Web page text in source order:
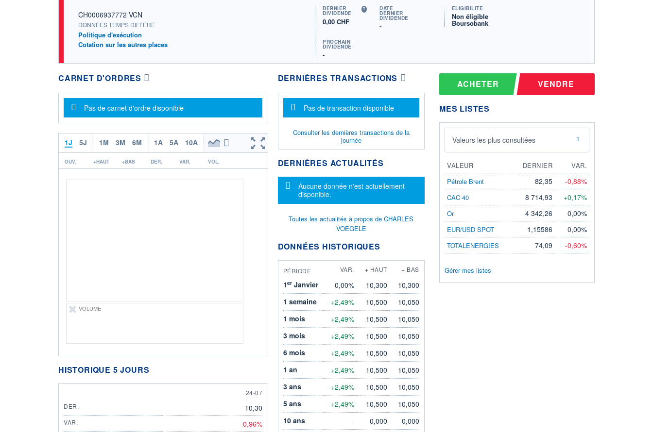
CH0006937772 VCN
DONNÉES TEMPS DIFFÉRÉ
Politique d'exécution
Cotation sur les autres places
DERNIER
DIVIDENDE
0,00 CHF
DATE
DERNIER
DIVIDENDE
-
PROCHAIN
DIVIDENDE
-
ÉLIGIBILITÉ
Non éligible
Boursobank
CARNET D'ORDRES
Message d'information
Pas de carnet d'ordre disponible
1J 5J 1M 3M 6M 1A 5A 10A
OUV. +HAUT +BAS DER. VAR. VOL.
VOLUME
HISTORIQUE 5 JOURS
24 JULY
24-07
DER.
10,30
VAR. -0,96%
DERNIÈRES TRANSACTIONS
Message d'information
Pas de transaction disponible
Consulter les dernières transactions de la
journée
DERNIÈRES ACTUALITÉS
Message d'information
Aucune donnée n'est actuellement
disponible.
Toutes les actualités à propos de CHARLES
VOEGELE
DONNÉES HISTORIQUES
PÉRIODE VAR. + HAUT + BAS
1erJanvier 0,00% 10,300
10,300
1 semaine
+2,49% 10,500
10,050
1 mois
+2,49% 10,500
10,050
3 mois
+2,49% 10,500
10,050
6 mois
+2,49% 10,500
10,050
1 an
+2,49% 10,500
10,050
3 ans
+2,49% 10,500
10,050
5 ans
+2,49% 10,500
10,050
10 ans
- 0,000
0,000
ACHETER VENDRE
MES LISTES
Valeurs les plus consultées
VALEUR DERNIER
VAR.
Pétrole Brent
82,35 -0,88%
CAC 40 8 714,93 +0,17%
Or 4 342,26 0,00%
EUR/USD SPOT 1,15586 0,00%
TOTALENERGIES 74,09 -0,60%
Gérer mes listes